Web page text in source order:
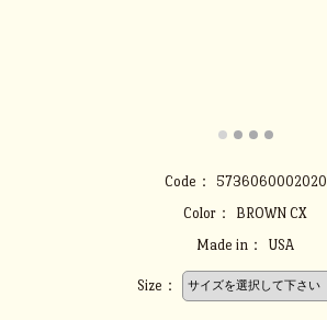
Code：
5736060002020
Color：
BROWN CX
Made in：
USA
Size：